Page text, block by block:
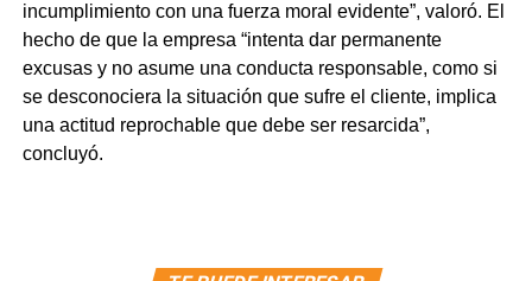
incumplimiento con una fuerza moral evidente”, valoró. El
hecho de que la empresa “intenta dar permanente
excusas y no asume una conducta responsable, como si
se desconociera la situación que sufre el cliente, implica
una actitud reprochable que debe ser resarcida”,
concluyó.